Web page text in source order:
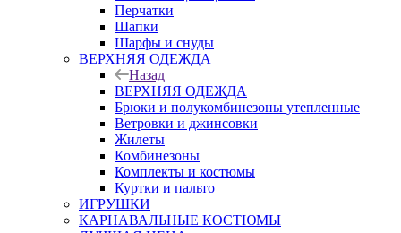
Перчатки
Шапки
Шарфы и снуды
ВЕРХНЯЯ ОДЕЖДА
Назад
ВЕРХНЯЯ ОДЕЖДА
Брюки и полукомбинезоны утепленные
Ветровки и джинсовки
Жилеты
Комбинезоны
Комплекты и костюмы
Куртки и пальто
ИГРУШКИ
КАРНАВАЛЬНЫЕ КОСТЮМЫ